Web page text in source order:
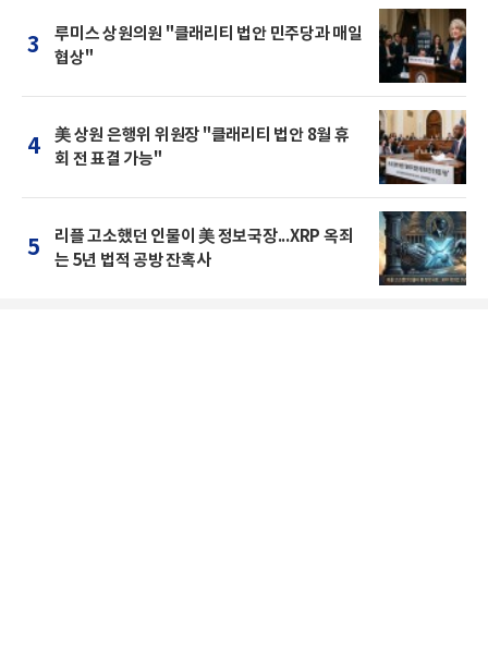
3
루미스 상원의원 "클래리티 법안 민주당과 매일
협상"
4
美 상원 은행위 위원장 "클래리티 법안 8월 휴
회 전 표결 가능"
5
리플 고소했던 인물이 美 정보국장...XRP 옥죄
는 5년 법적 공방 잔혹사